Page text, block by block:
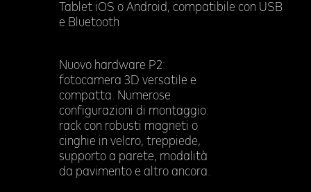
Tablet iOS o Android, compatibile con USB
e Bluetooth
Nuovo hardware P2:
fotocamera 3D versatile e
compatta. Numerose
configurazioni di montaggio:
rack con robusti magneti o
cinghie in velcro, treppiede,
supporto a parete, modalità
da pavimento e altro ancora.